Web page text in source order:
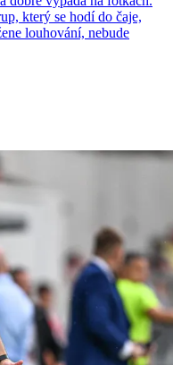
který se hodí do čaje,
louhování, nebude